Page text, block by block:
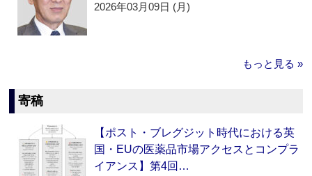
2026年03月09日 (月)
もっと見る »
寄稿
【ポスト・ブレグジット時代における英
国・EUの医薬品市場アクセスとコンプラ
イアンス】第4回…